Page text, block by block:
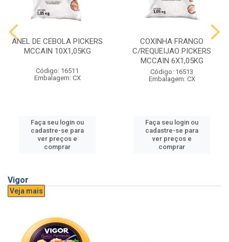
ANEL DE CEBOLA PICKERS
MCCAIN 10X1,05KG
Código: 16511
Embalagem: CX
Faça seu login ou
cadastre-se para
ver preços e
comprar
COXINHA FRANGO
C/REQUEIJAO PICKERS
MCCAIN 6X1,05KG
Código: 16513
Embalagem: CX
Faça seu login ou
cadastre-se para
ver preços e
comprar
Vigor
Veja mais